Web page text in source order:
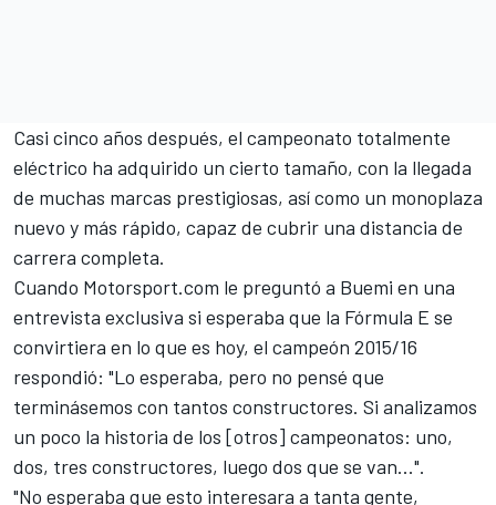
Casi cinco años después, el campeonato totalmente
eléctrico ha adquirido un cierto tamaño, con la llegada
de muchas marcas prestigiosas, así como un monoplaza
nuevo y más rápido, capaz de cubrir una distancia de
carrera completa.
Cuando Motorsport.com le preguntó a Buemi en una
entrevista exclusiva si esperaba que la Fórmula E se
convirtiera en lo que es hoy, el campeón 2015/16
respondió: "Lo esperaba, pero no pensé que
terminásemos con tantos constructores. Si analizamos
un poco la historia de los [otros] campeonatos: uno,
dos, tres constructores, luego dos que se van...".
"No esperaba que esto interesara a tanta gente,